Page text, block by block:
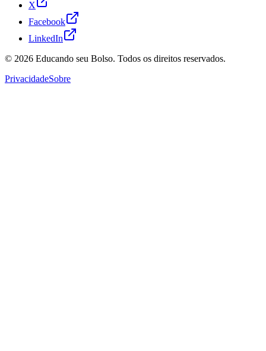
X
Facebook
LinkedIn
© 2026 Educando seu Bolso. Todos os direitos reservados.
PrivacidadeSobre